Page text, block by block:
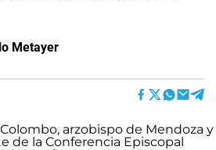
Metayer